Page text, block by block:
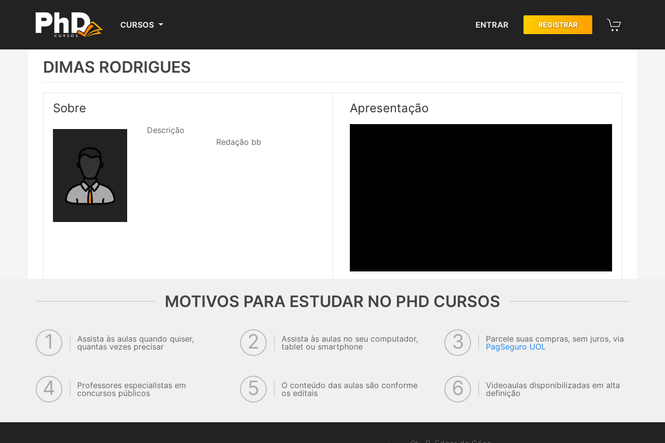
CURSOS ENTRAR REGISTRAR
DIMAS RODRIGUES
Sobre
Descrição
Apresentação
MOTIVOS PARA ESTUDAR NO PHD CURSOS
1
Assista às aulas quando quiser,
quantas vezes precisar
2
Assista às aulas no seu computador,
tablet ou smartphone
3
Parcele suas compras, sem juros, via
PagSeguro UOL
4
Professores especialistas em
concursos públicos
5
O conteúdo das aulas são conforme
os editais
6
Videoaulas disponibilizadas em alta
definição